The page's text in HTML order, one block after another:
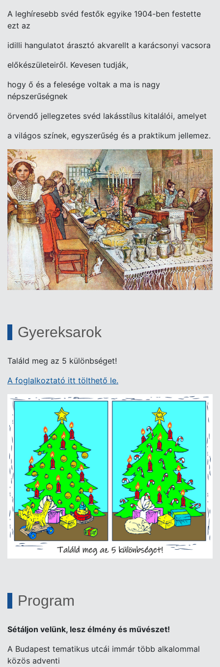
A leghíresebb svéd festők egyike 1904-ben festette
ezt az
idilli hangulatot árasztó akvarellt a karácsonyi vacsora
előkészületeiről. Kevesen tudják,
hogy ő és a felesége voltak a ma is nagy
népszerűségnek
örvendő jellegzetes svéd lakásstílus kitalálói, amelyet
a világos színek, egyszerűség és a praktikum jellemez.
Gyereksarok
Találd meg az 5 különbséget!
A foglalkoztató itt tölthető le.
Program
Sétáljon velünk, lesz élmény és művészet!
A Budapest tematikus utcái immár több alkalommal
közös adventi